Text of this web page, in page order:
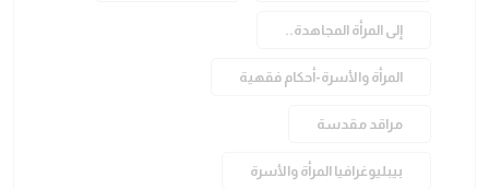
إلى المرأة المجاهدة..
المرأة والأسرة-أحكام فقهية
مراقد مقدسة
بيبليوغرافيا المرأة والأسرة